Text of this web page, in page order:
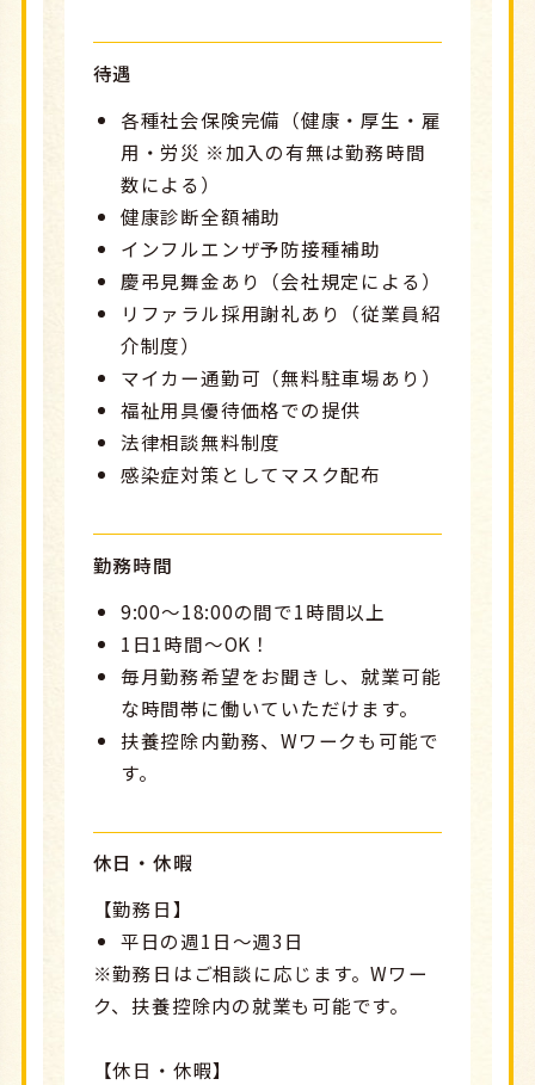
待遇
各種社会保険完備（健康・厚生・雇
用・労災 ※加入の有無は勤務時間
数による）
健康診断全額補助
インフルエンザ予防接種補助
慶弔見舞金あり（会社規定による）
リファラル採用謝礼あり（従業員紹
介制度）
マイカー通勤可（無料駐車場あり）
福祉用具優待価格での提供
法律相談無料制度
感染症対策としてマスク配布
勤務時間
9:00～18:00の間で1時間以上
1日1時間～OK！
毎月勤務希望をお聞きし、就業可能
な時間帯に働いていただけます。
扶養控除内勤務、Wワークも可能で
す。
休日・休暇
【勤務日】
平日の週1日～週3日
※勤務日はご相談に応じます。Wワー
ク、扶養控除内の就業も可能です。
【休日・休暇】